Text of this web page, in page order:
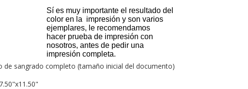
Sí es muy importante el resultado del
color en la impresión y son varios
ejemplares, le recomendamos
hacer prueba de impresión con
nosotros, antes de pedir una
impresión completa.
de sangrado completo (tamaño inicial del documento)